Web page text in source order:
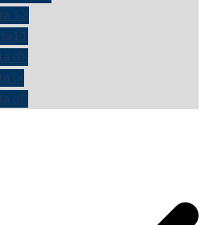
12
dX
IX
d8